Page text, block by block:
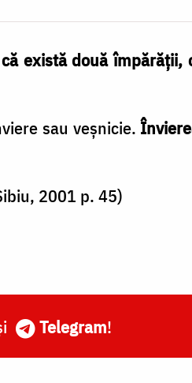
există două împărăţii,
sau veşnicie.
2001 p. 45)
Telegram!